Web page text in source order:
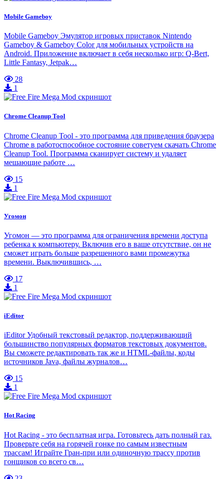
Mobile Gameboy
Mobile Gameboy Эмулятор игровых приставок Nintendo
Gameboy & Gameboy Color для мобильных устройств на
Android. Приложение включает в себя несколько игр: Q-Bert,
Little Fantasy, Jetpak…
28
1
Chrome Cleanup Tool
Chrome Cleanup Tool - это программа для приведения браузера
Chrome в работоспособное состояние советуем скачать Chrome
Cleanup Tool. Программа сканирует систему и удаляет
мешающие работе …
15
1
Угомон
Угомон — это программа для ограничения времени доступа
ребенка к компьютеру. Включив его в ваше отсутствие, он не
сможет играть больше разрешенного вами промежутка
времени. Выключившись, …
17
1
iEditor
iEditor Удобный текстовый редактор, поддерживающий
большинство популярных форматов текстовых документов.
Вы сможете редактировать так же и HTML-файлы, коды
источников Java, файлы журналов…
15
1
Hot Racing
Hot Racing - это бесплатная игра. Готовьтесь дать полный газ.
Проверьте себя на горячей гонке по самым известным
трассам! Играйте Гран-при или одиночную трассу против
гонщиков со всего св…